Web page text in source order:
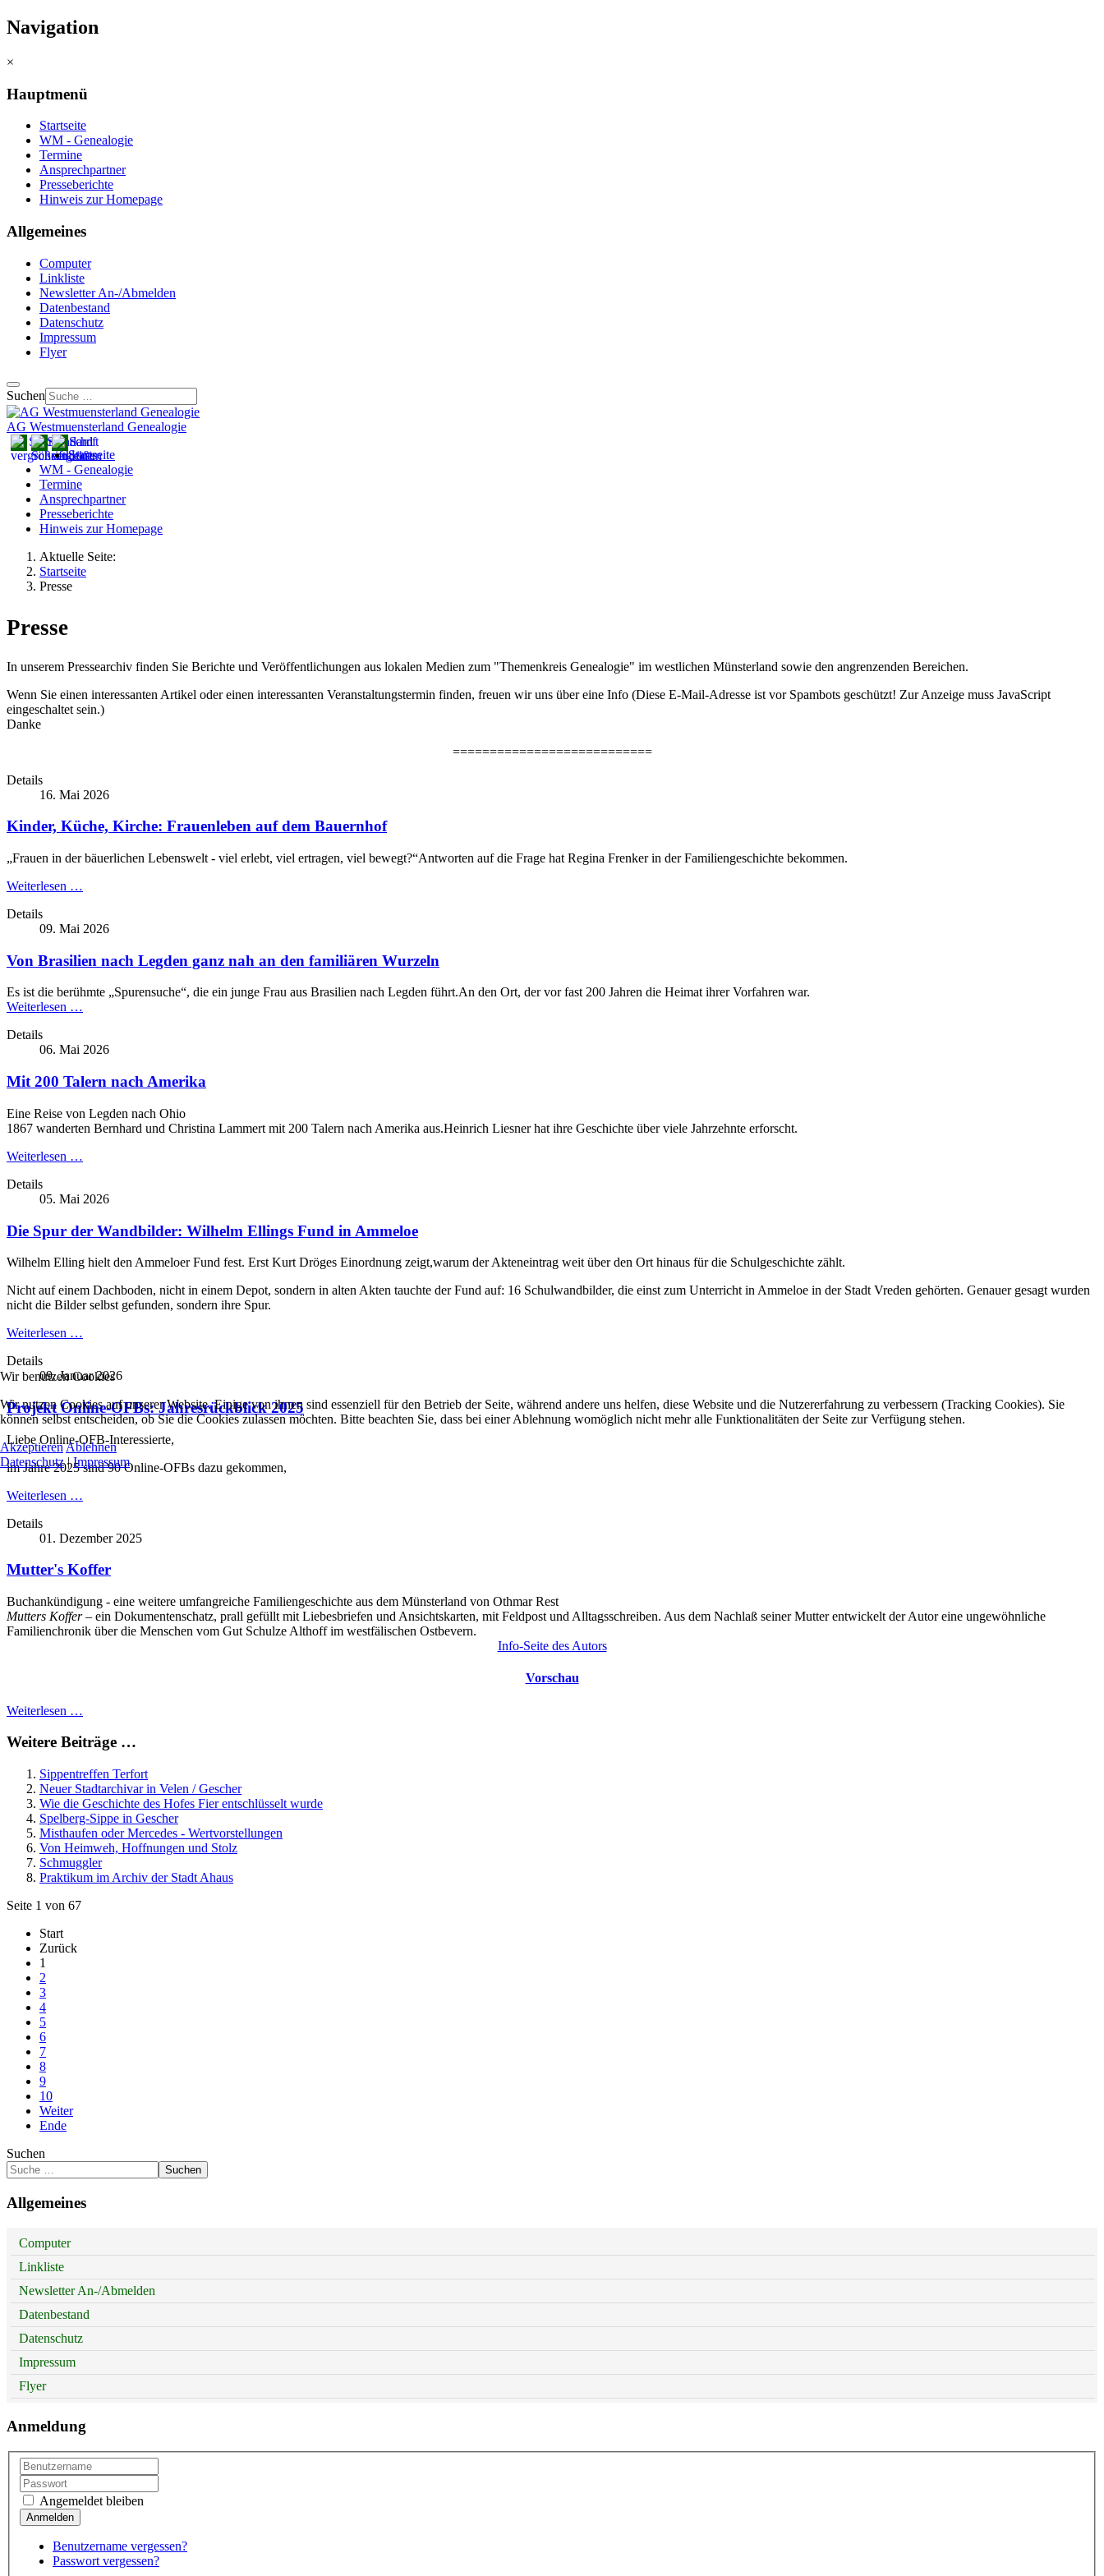
Navigation
×
Hauptmenü
Startseite
WM - Genealogie
Termine
Ansprechpartner
Presseberichte
Hinweis zur Homepage
Allgemeines
Computer
Linkliste
Newsletter An-/Abmelden
Datenbestand
Datenschutz
Impressum
Flyer
Suchen
AG Westmuensterland Genealogie
Startseite
WM - Genealogie
Termine
Ansprechpartner
Presseberichte
Hinweis zur Homepage
Aktuelle Seite:
Startseite
Presse
Presse
In unserem Pressearchiv finden Sie Berichte und Veröffentlichungen aus lokalen Medien zum "Themenkreis Genealogie" im westlichen Münsterland sowie den angrenzenden Bereichen.
Wenn Sie einen interessanten Artikel oder einen interessanten Veranstaltungstermin finden, freuen wir uns über eine Info (Diese E-Mail-Adresse ist vor Spambots geschützt! Zur Anzeige muss JavaScript
eingeschaltet sein.)
Danke
===========================
Details
16. Mai 2026
Kinder, Küche, Kirche: Frauenleben auf dem Bauernhof
„Frauen in der bäuerlichen Lebenswelt - viel erlebt, viel ertragen, viel bewegt?“Antworten auf die Frage hat Regina Frenker in der Familiengeschichte bekommen.
Weiterlesen …
Details
09. Mai 2026
Von Brasilien nach Legden ganz nah an den familiären Wurzeln
Es ist die berühmte „Spurensuche“, die ein junge Frau aus Brasilien nach Legden führt.An den Ort, der vor fast 200 Jahren die Heimat ihrer Vorfahren war.
Weiterlesen …
Details
06. Mai 2026
Mit 200 Talern nach Amerika
Eine Reise von Legden nach Ohio
1867 wanderten Bernhard und Christina Lammert mit 200 Talern nach Amerika aus.Heinrich Liesner hat ihre Geschichte über viele Jahrzehnte erforscht.
Weiterlesen …
Details
05. Mai 2026
Die Spur der Wandbilder: Wilhelm Ellings Fund in Ammeloe
Wilhelm Elling hielt den Ammeloer Fund fest. Erst Kurt Dröges Einordnung zeigt,warum der Akteneintrag weit über den Ort hinaus für die Schulgeschichte zählt.
Nicht auf einem Dachboden, nicht in einem Depot, sondern in alten Akten tauchte der Fund auf: 16 Schulwandbilder, die einst zum Unterricht in Ammeloe in der Stadt Vreden gehörten. Genauer gesagt wurden
nicht die Bilder selbst gefunden, sondern ihre Spur.
Weiterlesen …
Details
09. Januar 2026
Projekt Online-OFBs: Jahresrückblick 2025
Liebe Online-OFB-Interessierte,
im Jahre 2025 sind 90 Online-OFBs dazu gekommen,
Weiterlesen …
Details
01. Dezember 2025
Mutter's Koffer
Buchankündigung - eine weitere umfangreiche Familiengeschichte aus dem Münsterland von Othmar Rest
Mutters Koffer– ein Dokumentenschatz, prall gefüllt mit Liebesbriefen und Ansichtskarten, mit Feldpost und Alltagsschreiben. Aus dem Nachlaß seiner Mutter entwickelt der Autor eine ungewöhnliche
Familienchronik über die Menschen vom Gut Schulze Althoff im westfälischen Ostbevern.
Info-Seite des Autors
Vorschau
Weiterlesen …
Weitere Beiträge …
Sippentreffen Terfort
Neuer Stadtarchivar in Velen / Gescher
Wie die Geschichte des Hofes Fier entschlüsselt wurde
Spelberg-Sippe in Gescher
Misthaufen oder Mercedes - Wertvorstellungen
Von Heimweh, Hoffnungen und Stolz
Schmuggler
Praktikum im Archiv der Stadt Ahaus
Seite 1 von 67
Start
Zurück
1
2
3
4
5
6
7
8
9
10
Weiter
Ende
Suchen
Suchen
Allgemeines
Computer
Linkliste
Newsletter An-/Abmelden
Datenbestand
Datenschutz
Impressum
Flyer
Anmeldung
Angemeldet bleiben
Benutzername vergessen?
Passwort vergessen?
Wir benutzen Cookies
Wir nutzen Cookies auf unserer Website. Einige von ihnen sind essenziell für den Betrieb der Seite, während andere uns helfen, diese Website und die Nutzererfahrung zu verbessern (Tracking Cookies). Sie
können selbst entscheiden, ob Sie die Cookies zulassen möchten. Bitte beachten Sie, dass bei einer Ablehnung womöglich nicht mehr alle Funktionalitäten der Seite zur Verfügung stehen.
AkzeptierenAblehnen
Datenschutz|Impressum